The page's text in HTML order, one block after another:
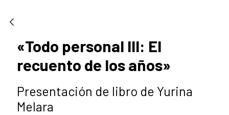
«Todo personal III: El
recuento de los años»
Presentación de libro de Yurina
Melara